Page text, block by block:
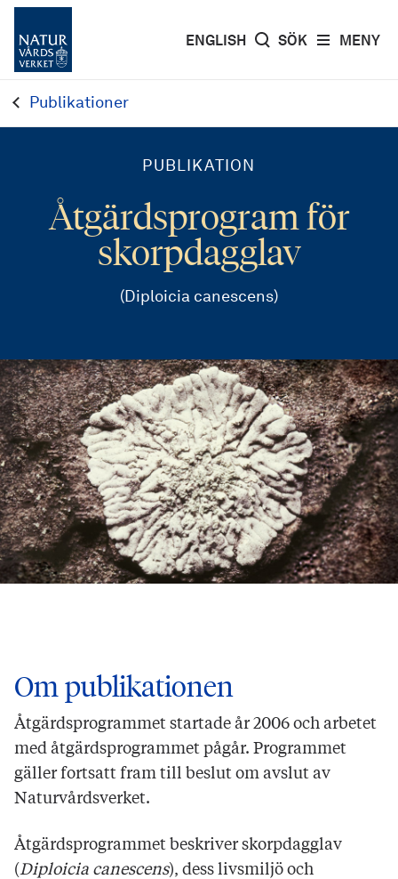
MENY
ENGLISH SÖK
Publikationer
PUBLIKATION
Åtgärdsprogram för
skorpdagglav
(Diploicia canescens)
Om publikationen
Åtgärdsprogrammet startade år 2006 och arbetet
med åtgärdsprogrammet pågår. Programmet
gäller fortsatt fram till beslut om avslut av
Naturvårdsverket.
Åtgärdsprogrammet beskriver skorpdagglav
(Diploicia canescens), dess livsmiljö och